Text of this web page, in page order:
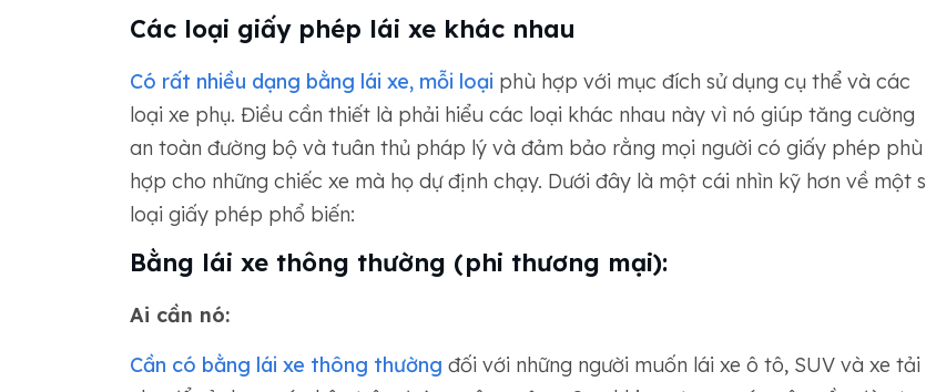
Các loại giấy phép lái xe khác nhau
Có rất nhiều dạng bằng lái xe, mỗi loại phù hợp với mục đích sử dụng cụ thể và các
loại xe phụ. Điều cần thiết là phải hiểu các loại khác nhau này vì nó giúp tăng cường
an toàn đường bộ và tuân thủ pháp lý và đảm bảo rằng mọi người có giấy phép phù
hợp cho những chiếc xe mà họ dự định chạy. Dưới đây là một cái nhìn kỹ hơn về một
loại giấy phép phổ biến:
Bằng lái xe thông thường (phi thương mại):
Ai cần nó:
Cần có bằng lái xe thông thường đối với những người muốn lái xe ô tô, SUV và xe tải